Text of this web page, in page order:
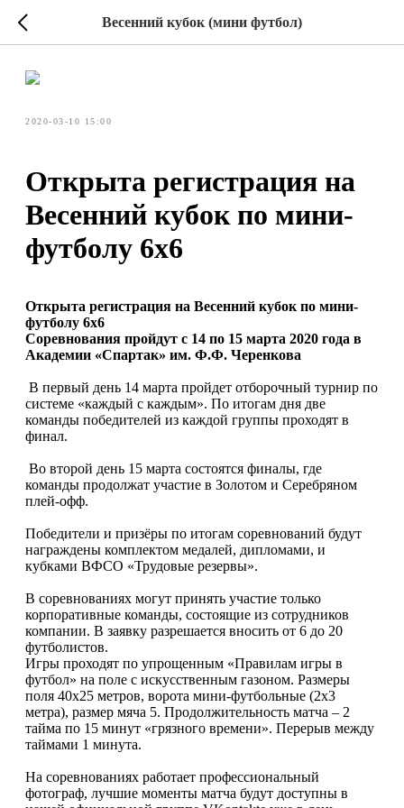
Весенний кубок (мини футбол)
2020-03-10 15:00
Открыта регистрация на
Весенний кубок по мини-
футболу 6х6
Открыта регистрация на Весенний кубок по мини-
футболу 6х6
Соревнования пройдут с 14 по 15 марта 2020 года в
Академии «Спартак» им. Ф.Ф. Черенкова
В первый день 14 марта пройдет отборочный турнир по
системе «каждый с каждым». По итогам дня две
команды победителей из каждой группы проходят в
финал.
Во второй день 15 марта состоятся финалы, где
команды продолжат участие в Золотом и Серебряном
плей-офф.
Победители и призёры по итогам соревнований будут
награждены комплектом медалей, дипломами, и
кубками ВФСО «Трудовые резервы».
В соревнованиях могут принять участие только
корпоративные команды, состоящие из сотрудников
компании. В заявку разрешается вносить от 6 до 20
футболистов.
Игры проходят по упрощенным «Правилам игры в
футбол» на поле с искусственным газоном. Размеры
поля 40х25 метров, ворота мини-футбольные (2х3
метра), размер мяча 5. Продолжительность матча – 2
тайма по 15 минут «грязного времени». Перерыв между
таймами 1 минута.
На соревнованиях работает профессиональный
фотограф, лучшие моменты матча будут доступны в